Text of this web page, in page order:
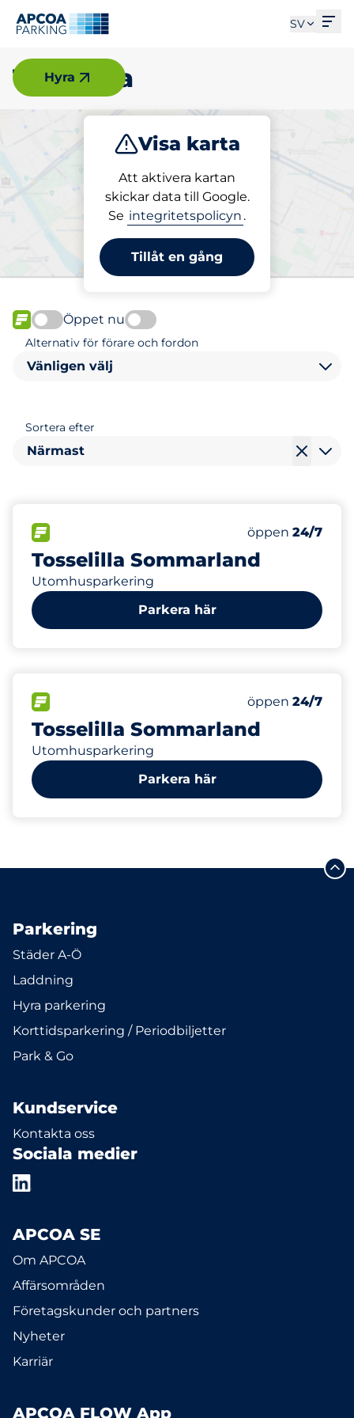
SV
Tomelilla
Visa karta
Att aktivera kartan
skickar data till Google.
Se integritetspolicyn .
Tillåt en gång
Hyra
Parkera
Välj din parkeringsplats i
Tomelilla
FLÖDE
Öppet nu
Alternativ för förare och fordon
Vänligen välj
Sortera efter
Närmast
Tosselilla Sommarland
Utomhusparkering
Antal
Totalt antal
öppen 24/7
Parkera här
Tosselilla Sommarland
Utomhusparkering
Antal
Totalt antal
öppen 24/7
Parkera här
Parkering
Städer A-Ö
Laddning
Hyra parkering
Korttidsparkering / Periodbiljetter
Park & Go
Kundservice
Kontakta oss
Sociala medier
APCOA SE
Om APCOA
Affärsområden
Företagskunder och partners
Nyheter
Karriär
APCOA FLOW App